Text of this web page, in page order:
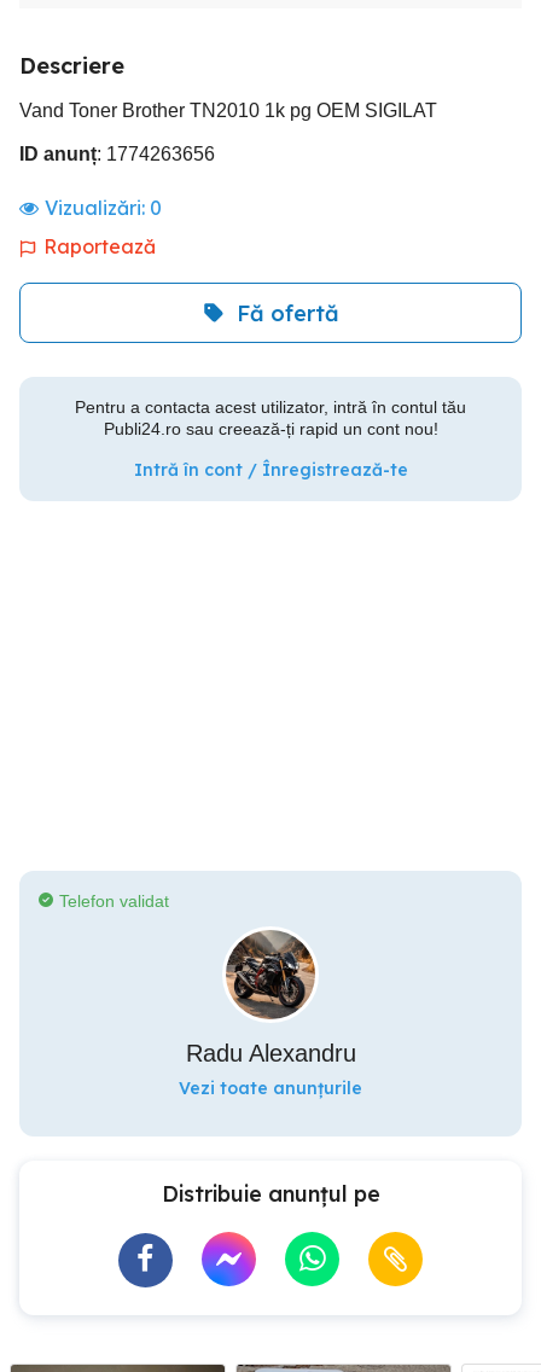
Descriere
Vand Toner Brother TN2010 1k pg OEM SIGILAT
ID anunț: 1774263656
Vizualizări: 0
Raportează
Fă ofertă
Pentru a contacta acest utilizator, intră în contul tău
Publi24.ro sau creează-ți rapid un cont nou!
Intră în cont / Înregistrează-te
Telefon validat
Radu Alexandru
Vezi toate anunțurile
Distribuie anunțul pe